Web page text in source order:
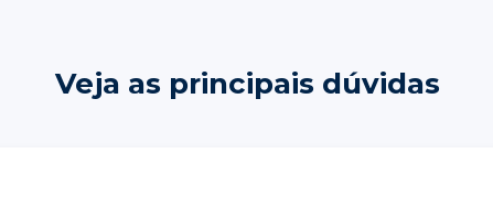
Veja as principais dúvidas